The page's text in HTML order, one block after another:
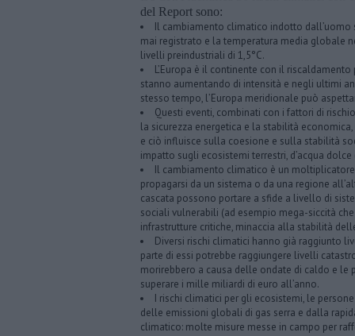
del Report sono:
Il cambiamento climatico indotto
mai registrato e la temperatura media globale
livelli preindustriali di 1,5°C.
L’Europa è il continente con il
stanno aumentando di intensità e negli ultimi
stesso tempo, l’Europa meridionale può
Questi eventi, combinati con i fattori di
la sicurezza energetica e la stabilità
e ciò influisce sulla coesione e sulla stabilità
impatto sugli ecosistemi terrestri, d’acqua dolce
Il cambiamento climatico è un
propagarsi da un sistema o da una regione
cascata possono portare a sfide a livello di
sociali vulnerabili (ad esempio mega-siccità
infrastrutture critiche, minaccia alla stabilità
Diversi rischi climatici hanno già raggiunto
parte di essi potrebbe raggiungere livelli
morirebbero a causa delle ondate di caldo e
superare i mille miliardi di euro all’anno.
I rischi climatici per gli ecosistemi, le
delle emissioni globali di gas serra e dalla
climatico: molte misure messe in campo per